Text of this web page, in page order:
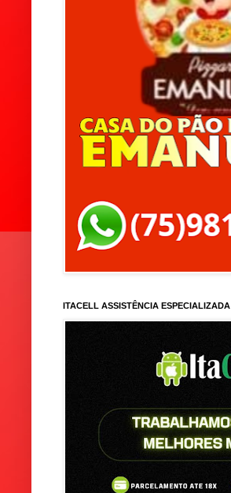
ITACELL ASSISTÊNCIA ESPECIALIZADA